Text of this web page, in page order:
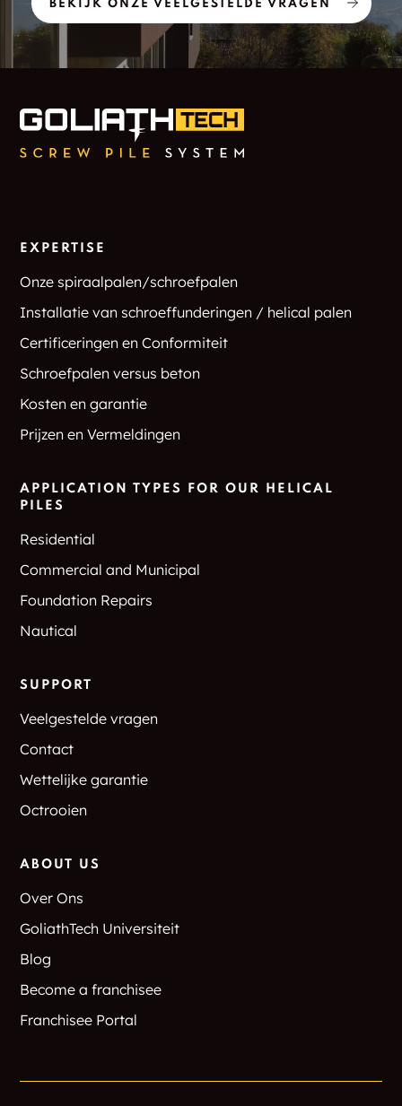
BEKIJK ONZE VEELGESTELDE VRAGEN
EXPERTISE
Onze spiraalpalen/schroefpalen
Installatie van schroeffunderingen / helical palen
Certificeringen en Conformiteit
Schroefpalen versus beton
Kosten en garantie
Prijzen en Vermeldingen
APPLICATION TYPES FOR OUR HELICAL
PILES
Residential
Commercial and Municipal
Foundation Repairs
Nautical
SUPPORT
Veelgestelde vragen
Contact
Wettelijke garantie
Octrooien
ABOUT US
Over Ons
GoliathTech Universiteit
Blog
Become a franchisee
Franchisee Portal